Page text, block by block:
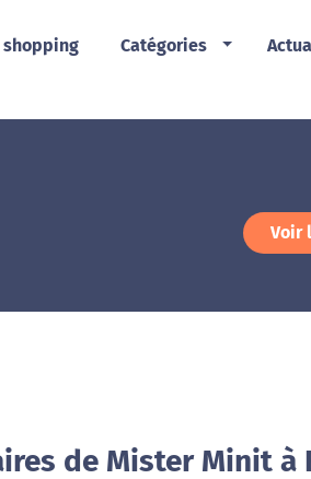
shopping Catégories
Voir
de Mister Minit à